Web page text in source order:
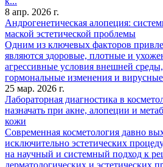
8 апр. 2026 г.
Андрогенетическая алопеция:
маской эстетической проблемы
Одним из ключевых факторов
являются здоровые, плотные и
агрессивные условия внешней
гормональные изменения и
25 мар. 2026 г.
Лабораторная диагностика в
назначать при акне, алопеции и
кожи
Современная косметология давно
исключительно эстетических
на научный и системный подход к